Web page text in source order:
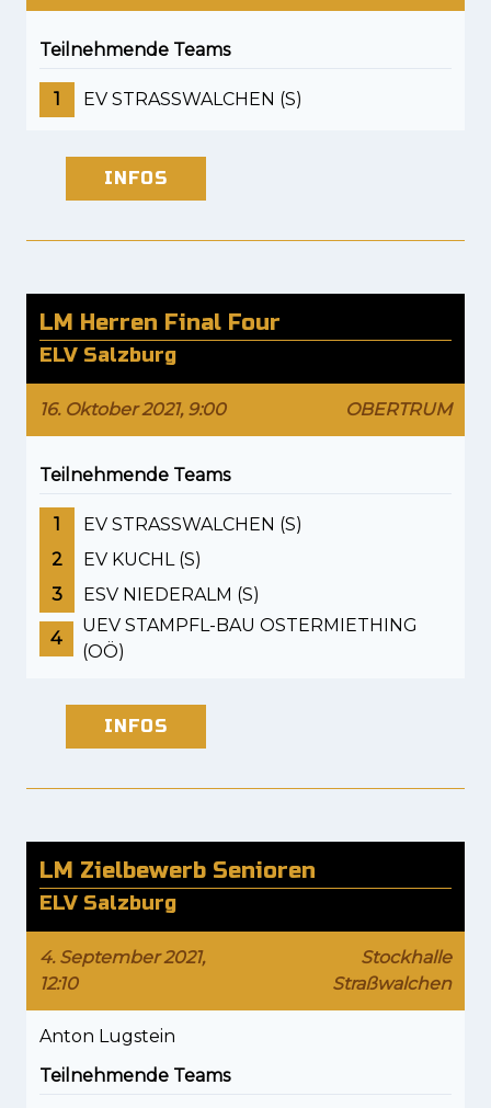
Teilnehmende Teams
1 EV STRASSWALCHEN (S)
INFOS
LM Herren Final Four
ELV Salzburg
16. Oktober 2021, 9:00 OBERTRUM
Teilnehmende Teams
1
EV STRASSWALCHEN (S)
2
EV KUCHL (S)
3
ESV NIEDERALM (S)
4
UEV STAMPFL-BAU OSTERMIETHING
(OÖ)
INFOS
LM Zielbewerb Senioren
ELV Salzburg
4. September 2021,
12:10
Stockhalle
Straßwalchen
Anton Lugstein
Teilnehmende Teams